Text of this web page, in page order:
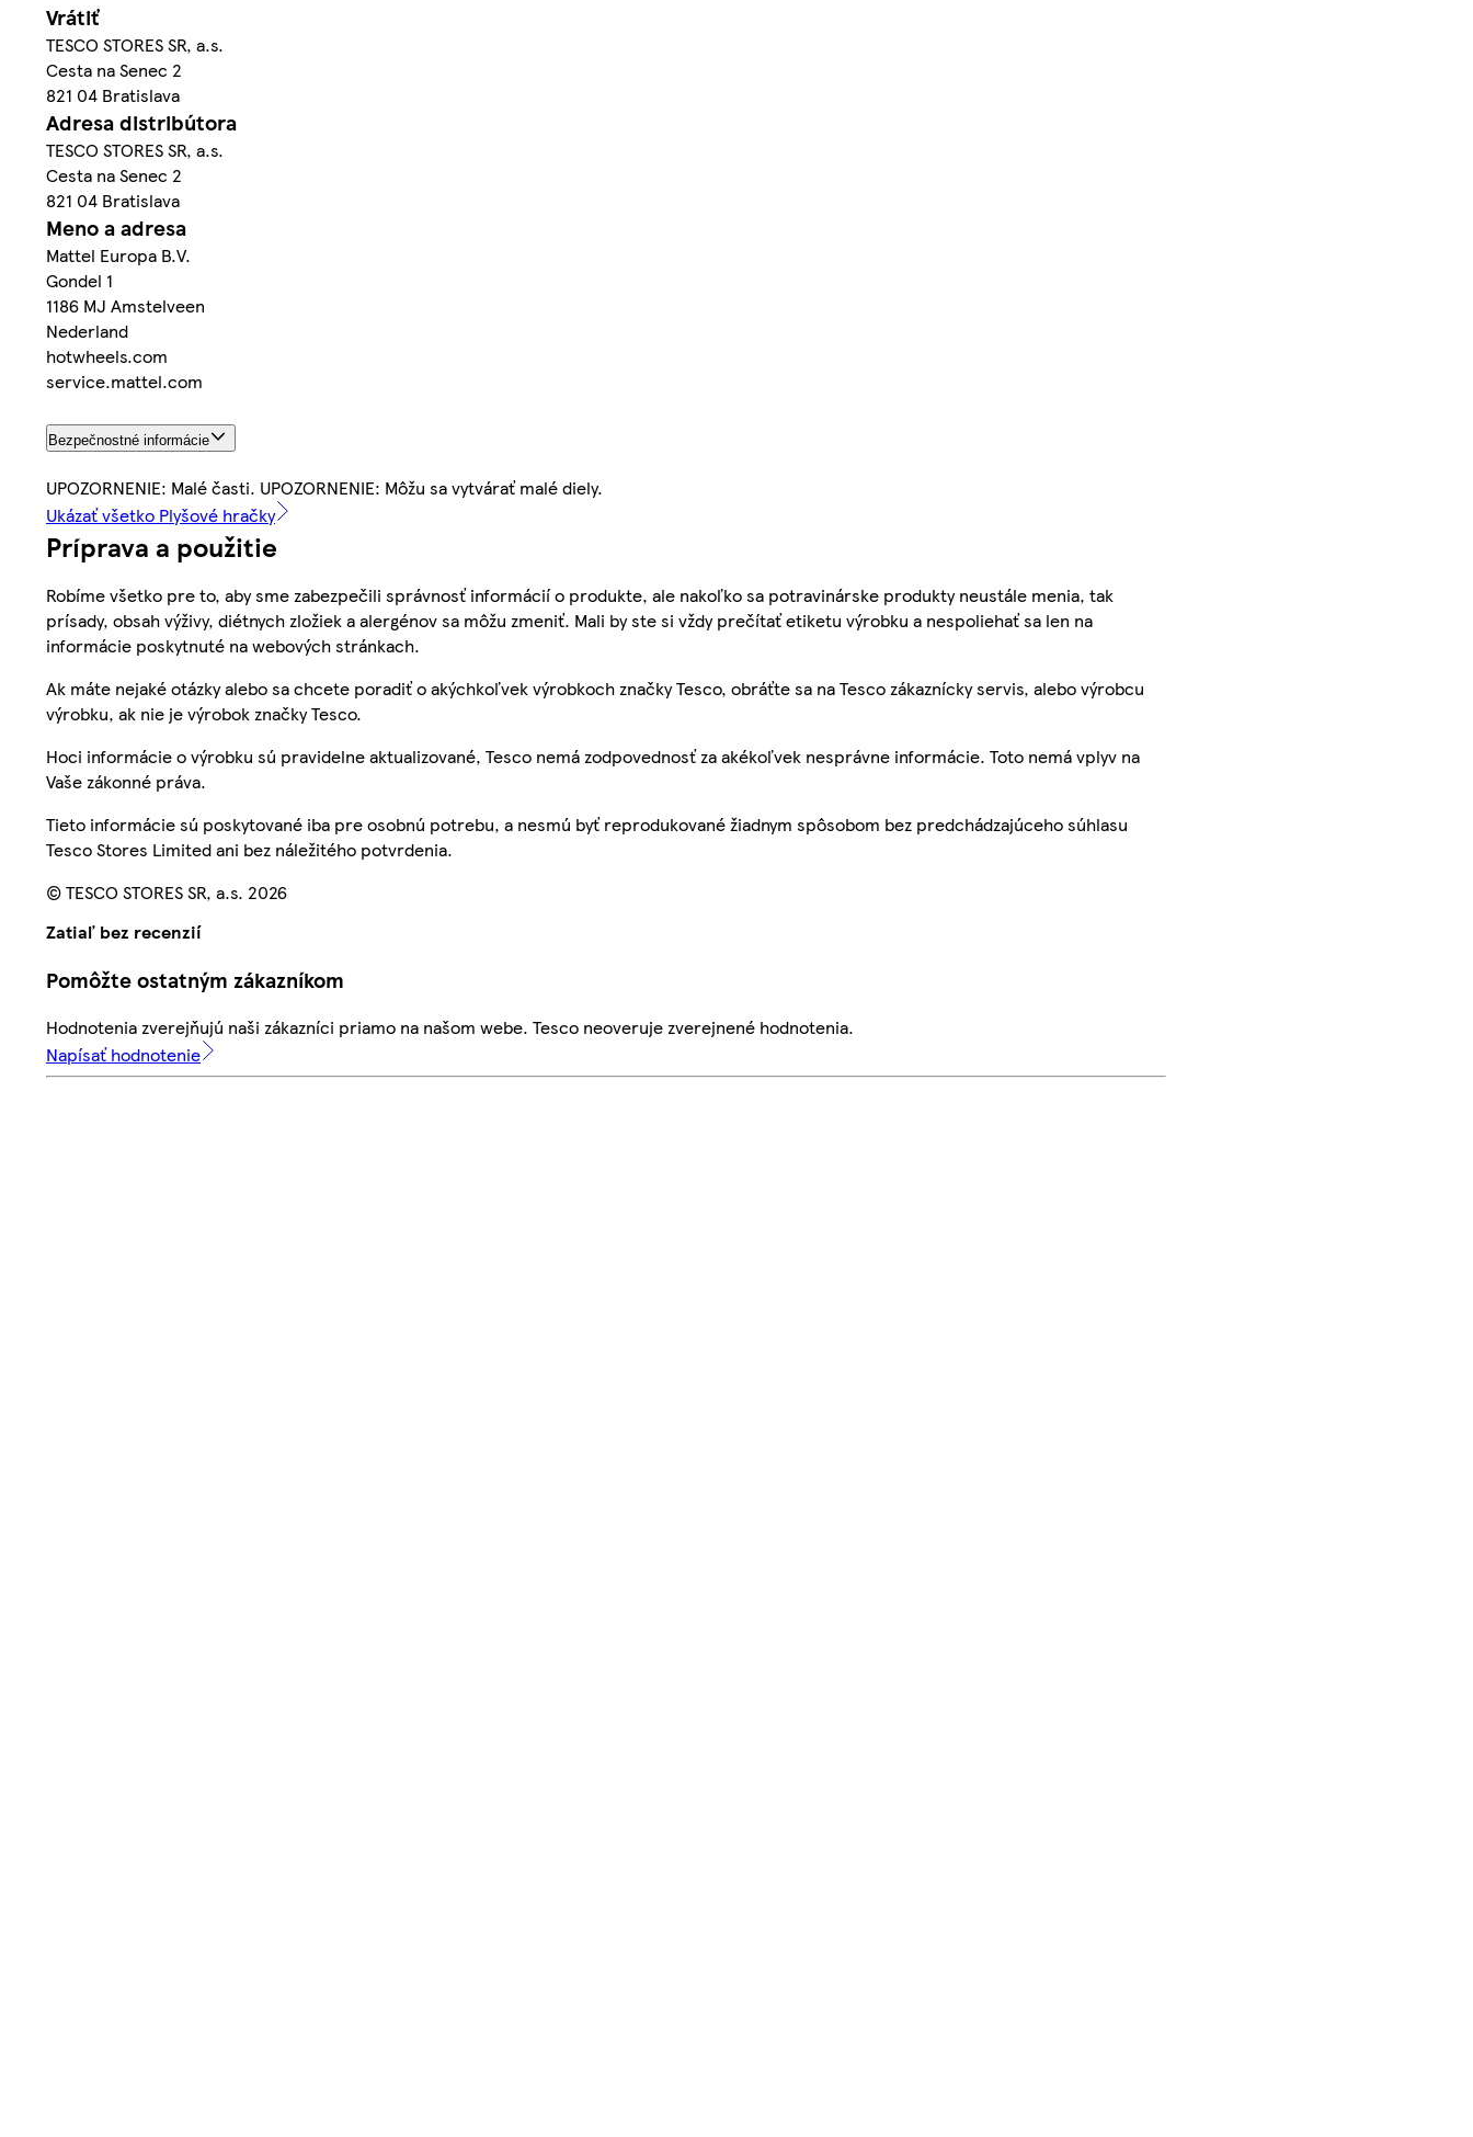
Vrátiť
TESCO STORES SR, a.s.
Cesta na Senec 2
821 04 Bratislava
Adresa distribútora
TESCO STORES SR, a.s.
Cesta na Senec 2
821 04 Bratislava
Meno a adresa
Mattel Europa B.V.
Gondel 1
1186 MJ Amstelveen
Nederland
hotwheels.com
service.mattel.com
Bezpečnostné informácie
UPOZORNENIE: Malé časti. UPOZORNENIE: Môžu sa vytvárať malé diely.
Ukázať všetko Plyšové hračky
Príprava a použitie
Robíme všetko pre to, aby sme zabezpečili správnosť informácií o produkte, ale nakoľko sa potravinárske produkty neustále menia, tak
prísady, obsah výživy, diétnych zložiek a alergénov sa môžu zmeniť. Mali by ste si vždy prečítať etiketu výrobku a nespoliehať sa len na
informácie poskytnuté na webových stránkach.
Ak máte nejaké otázky alebo sa chcete poradiť o akýchkoľvek výrobkoch značky Tesco, obráťte sa na Tesco zákaznícky servis, alebo výrobcu
výrobku, ak nie je výrobok značky Tesco.
Hoci informácie o výrobku sú pravidelne aktualizované, Tesco nemá zodpovednosť za akékoľvek nesprávne informácie. Toto nemá vplyv na
Vaše zákonné práva.
Tieto informácie sú poskytované iba pre osobnú potrebu, a nesmú byť reprodukované žiadnym spôsobom bez predchádzajúceho súhlasu
Tesco Stores Limited ani bez náležitého potvrdenia.
© TESCO STORES SR, a.s. 2026
Zatiaľ bez recenzií
Pomôžte ostatným zákazníkom
Hodnotenia zverejňujú naši zákazníci priamo na našom webe. Tesco neoveruje zverejnené hodnotenia.
Napísať hodnotenie